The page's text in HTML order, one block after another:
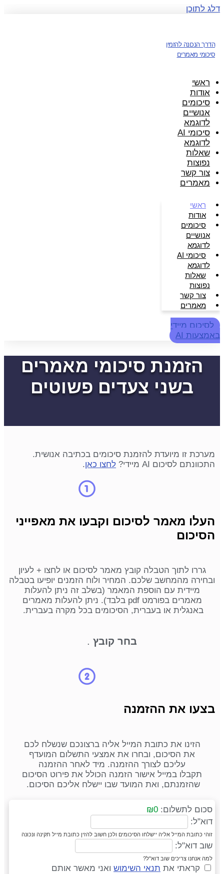
דלג לתוכן
הדרך הנכונה להזמין
סיכומי מאמרים
ראשי
אודות
סיכומים
אנושיים
לדוגמא
סיכומי AI
לדוגמא
שאלות
נפוצות
צור קשר
מאמרים
ראשי
אודות
סיכומים
אנושיים
לדוגמא
סיכומי AI
לדוגמא
שאלות
נפוצות
צור קשר
מאמרים
לסיכום מיידי
באמצעות AI
הזמנת סיכומי מאמרים
בשני צעדים פשוטים
מערכת זו מיועדת להזמנת סיכומים בכתיבה אנושית.
התכוונתם לסיכום AI מיידי?
לחצו כאן.
העלו מאמר לסיכום וקבעו את מאפייני
הסיכום
גררו לתוך הטבלה קובץ מאמר לסיכום או לחצו + לעיון
ובחירה מהמחשב שלכם. המחיר ולוח הזמנים יופיעו בטבלה
מיידית עם הוספת המאמר (בשלב זה ניתן להעלות
מאמרים בפורמט pdf בלבד). ניתן להעלות מאמרים
באנגלית או בעברית, הסיכומים בכל מקרה בעברית.
בחר קובץ .
בצעו את ההזמנה
הזינו את כתובת המייל אליה ברצונכם שנשלח לכם
את הסיכום, ובחרו את אמצעי התשלום המועדף
עליכם לצורך ההזמנה. מיד לאחר ההזמנה
תקבלו במייל אישור הזמנה הכולל את פירוט הסיכום
שהזמנתם, ואת המועד שבו יישלח אליכם הסיכום.
סכום לתשלום: ₪0
דוא"ל:
זוהי כתובת המייל אליה יישלחו הסיכומים ולכן חשוב להזין כתובת מייל תקינה ונכונה
שוב דוא"ל:
למה אנחנו צריכים שוב דוא"ל?
קראתי את תנאי השימוש ואני מאשר אותם